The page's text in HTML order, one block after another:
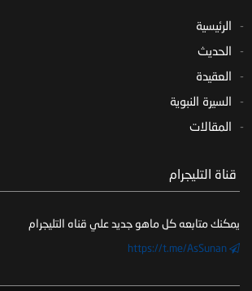
الرئيسية
الحديث
العقيدة
السيرة النبوية
المقالات
‏ قناة التليجرام
يمكنك متابعه كل ماهو جديد علي قناه التليجرام